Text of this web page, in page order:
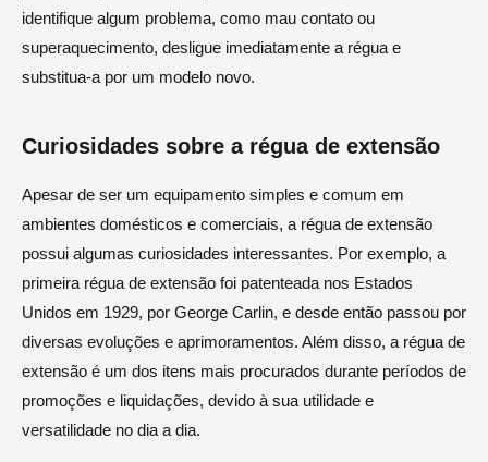
identifique algum problema, como mau contato ou
superaquecimento, desligue imediatamente a régua e
substitua-a por um modelo novo.
Curiosidades sobre a régua de extensão
Apesar de ser um equipamento simples e comum em
ambientes domésticos e comerciais, a régua de extensão
possui algumas curiosidades interessantes. Por exemplo, a
primeira régua de extensão foi patenteada nos Estados
Unidos em 1929, por George Carlin, e desde então passou por
diversas evoluções e aprimoramentos. Além disso, a régua de
extensão é um dos itens mais procurados durante períodos de
promoções e liquidações, devido à sua utilidade e
versatilidade no dia a dia.